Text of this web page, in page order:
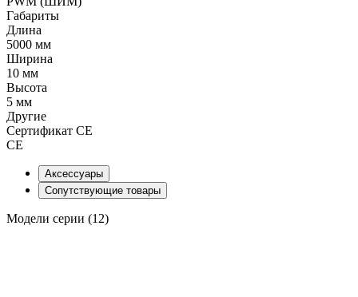
Габариты
Длина
5000 мм
Ширина
10 мм
Высота
5 мм
Другие
Сертификат CE
CE
Аксессуары
Сопутствующие товары
Модели серии (12)